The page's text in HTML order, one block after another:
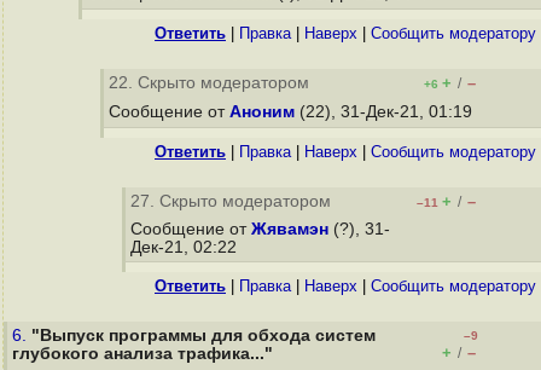
Ответить Правка| Наверх Cообщить модератору
22. Скрыто модератором +6 + / –
Сообщение от Аноним (22), 31-Дек-21, 01:19
Ответить Правка| Наверх Cообщить модератору
27. Скрыто модератором –11 + / –
Сообщение от Жявамэн (?), 31-
Дек-21, 02:22
Ответить Правка| Наверх Cообщить модератору
6. "Выпуск программы для обхода систем
глубокого анализа трафика..."
–9
+ / –